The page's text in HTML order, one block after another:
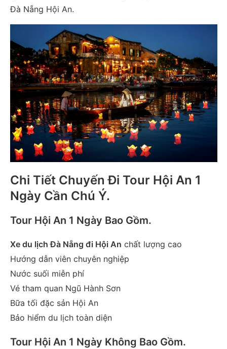
Đà Nẵng Hội An.
Chi Tiết Chuyến Đi Tour Hội An 1
Ngày Cần Chú Ý.
Tour Hội An 1 Ngày Bao Gồm.
Xe du lịch Đà Nẵng đi Hội An chất lượng cao
Hướng dẫn viên chuyên nghiệp
Nước suối miễn phí
Vé tham quan Ngũ Hành Sơn
Bữa tối đặc sản Hội An
Bảo hiểm du lịch toàn diện
Tour Hội An 1 Ngày Không Bao Gồm.